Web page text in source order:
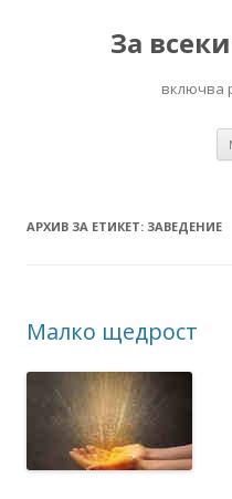
За
включва
АРХИВ ЗА ЕТИКЕТ: ЗАВЕДЕНИЕ
Малко щедрост